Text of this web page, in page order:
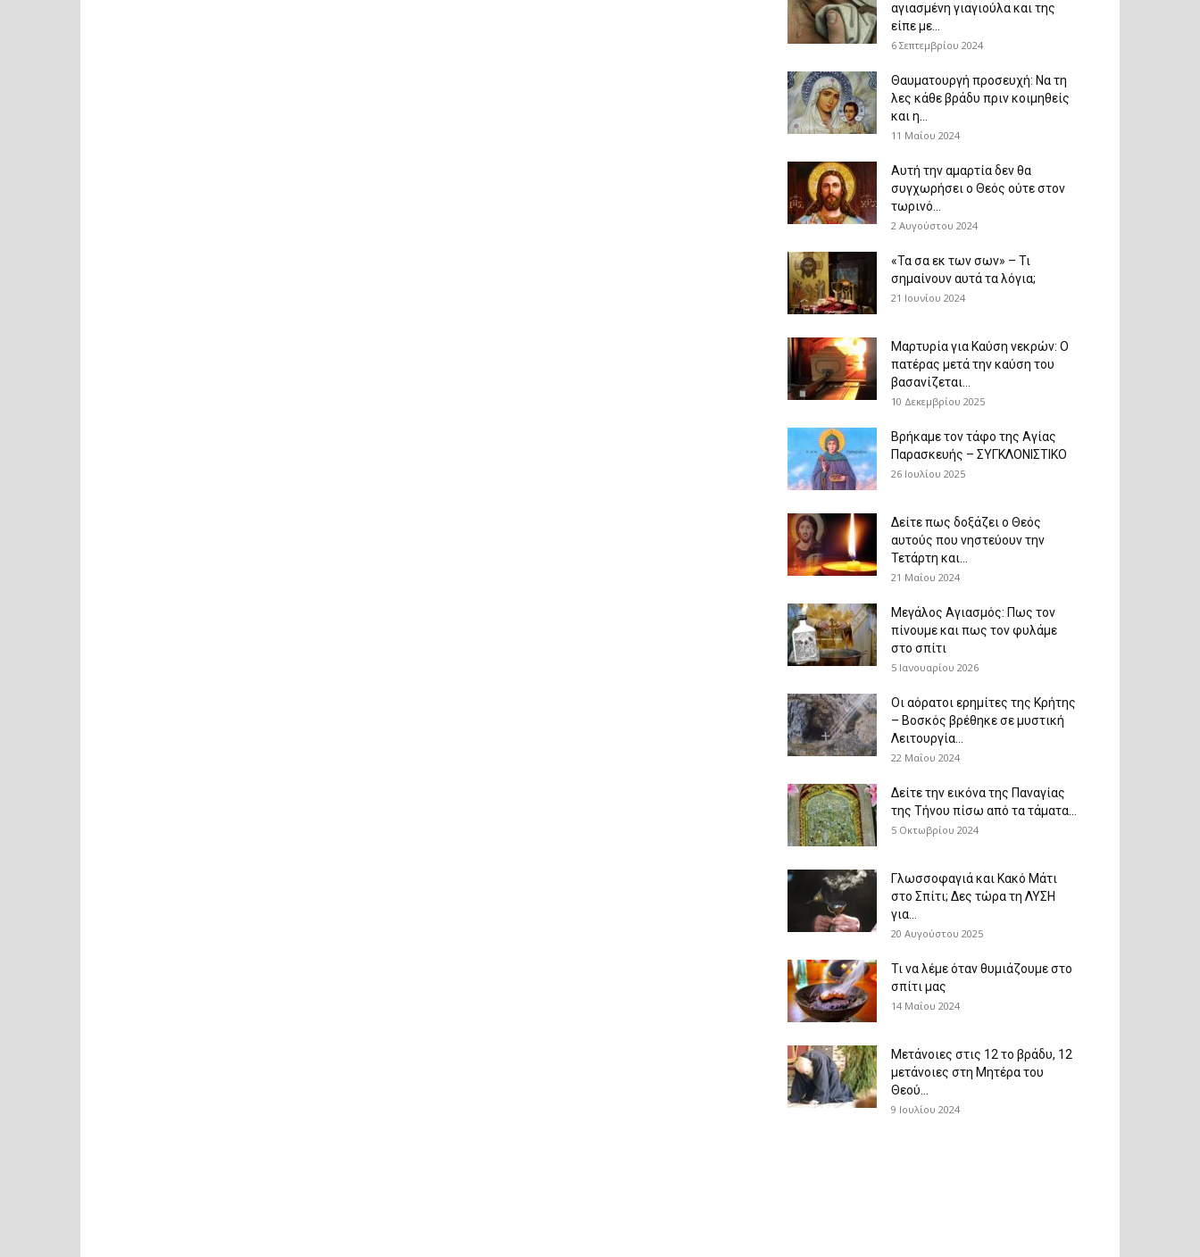
αγιασμένη γιαγιούλα και της
είπε με...
6 Σεπτεμβρίου 2024
Θαυματουργή προσευχή: Να τη
λες κάθε βράδυ πριν κοιμηθείς
και η...
11 Μαΐου 2024
Αυτή την αμαρτία δεν θα
συγχωρήσει ο Θεός ούτε στον
τωρινό...
2 Αυγούστου 2024
«Τα σα εκ των σων» – Τι
σημαίνουν αυτά τα λόγια;
21 Ιουνίου 2024
Μαρτυρία για Καύση νεκρών: Ο
πατέρας μετά την καύση του
βασανίζεται...
10 Δεκεμβρίου 2025
Βρήκαμε τον τάφο της Αγίας
Παρασκευής – ΣΥΓΚΛΟΝΙΣΤΙΚΟ
26 Ιουλίου 2025
Δείτε πως δοξάζει ο Θεός
αυτούς που νηστεύουν την
Τετάρτη και...
21 Μαΐου 2024
Μεγάλος Αγιασμός: Πως τον
πίνουμε και πως τον φυλάμε
στο σπίτι
5 Ιανουαρίου 2026
Οι αόρατοι ερημίτες της Κρήτης
– Βοσκός βρέθηκε σε μυστική
Λειτουργία...
22 Μαΐου 2024
Δείτε την εικόνα της Παναγίας
της Τήνου πίσω από τα τάματα...
5 Οκτωβρίου 2024
Γλωσσοφαγιά και Κακό Μάτι
στο Σπίτι; Δες τώρα τη ΛΥΣΗ
για...
20 Αυγούστου 2025
Τι να λέμε όταν θυμιάζουμε στο
σπίτι μας
14 Μαΐου 2024
Μετάνοιες στις 12 το βράδυ, 12
μετάνοιες στη Μητέρα του
Θεού...
9 Ιουλίου 2024